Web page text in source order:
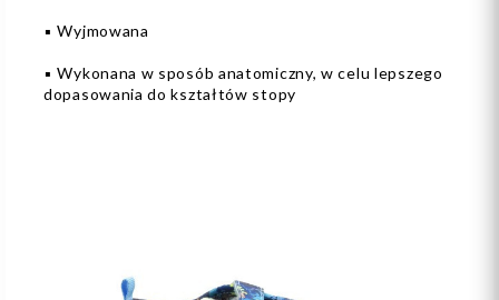
▪️ Wyjmowana
▪️ Wykonana w sposób anatomiczny, w celu lepszego
dopasowania do kształtów stopy